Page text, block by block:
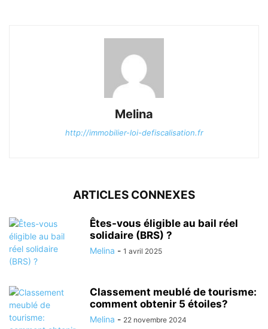
Melina
http://immobilier-loi-defiscalisation.fr
ARTICLES CONNEXES
Êtes-vous éligible au bail réel
solidaire (BRS) ?
Melina - 1 avril 2025
Classement meublé de tourisme:
comment obtenir 5 étoiles?
Melina - 22 novembre 2024